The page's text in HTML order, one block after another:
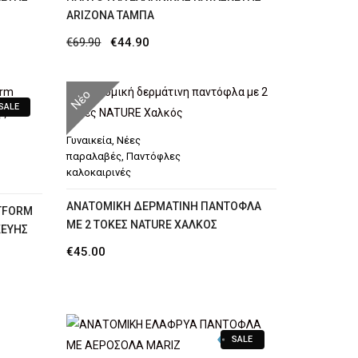
ARIZONA ΤΑΜΠΆ
€69.90
Original
was:
€69.90.
€44.90
τιμή
είναι:
Νέο
Γυναικεία,Νέες
παραλαβές,Παντόφλες
καλοκαιρινές
AΝΑΤΟΜΙΚΉ ΔΕΡΜΆΤΙΝΗ ΠΑΝΤΌΦΛΑ
ΜΕ 2 ΤΌΚΕΣ NATURE ΧΑΛΚΌΣ
€45.00
SALE